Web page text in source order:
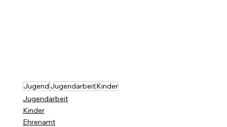
Jugend JugendarbeitKinder
Jugendarbeit
Kinder
Ehrenamt